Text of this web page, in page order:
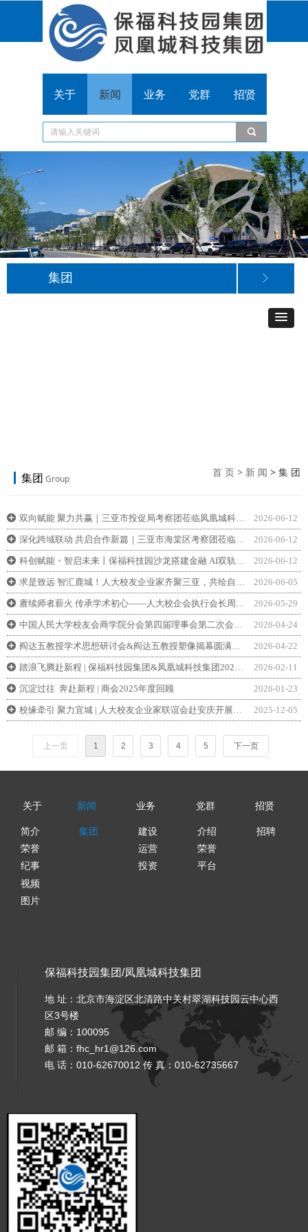
关于 新闻 业务 党群 招贤
끠
集团 Group
首 页 > 新 闻 > 集 团
2026-06-12
끴 双向赋能 聚力共赢｜三亚市投促局考察团莅临凤凰城科技集团考察交流
2026-06-12
끴 深化跨域联动 共启合作新篇｜三亚市海棠区考察团莅临凤凰城科技集团考察交流
2026-06-12
끴 科创赋能・智启未来丨保福科技园沙龙搭建金融 AI双轨赋能新生态
2026-06-05
끴 求是致远 智汇鹿城！人大校友企业家齐聚三亚，共绘自贸港合作新蓝图
2026-05-29
끴 赓续师者薪火 传承学术初心——人大校企会执行会长周明德捐资设立阎达五教授塑像
2026-04-24
끴 中国人民大学校友会商学院分会第四届理事会第二次会议举行
2026-04-22
끴 阎达五教授学术思想研讨会&阎达五教授塑像揭幕圆满举行
2026-02-11
끴 踏浪飞腾赴新程 | 保福科技园集团&凤凰城科技集团2026新春团拜会圆满举行！
2026-01-23
끴 沉淀过往 奔赴新程 | 商会2025年度回顾
2025-12-05
끴 校缘牵引 聚力宜城 | 人大校友企业家联谊会赴安庆开展产业对接
上一页 1 2 3 4 5 下一页
集团 ꁕ
保福科技园集团/凤凰城科技集团
地 址：北京市海淀区北清路中关村翠湖科技园云中心西
区3号楼
邮 编：100095
邮 箱： fhc_hr1@126.com
电 话：010-62670012 传 真：010-62735667
简介
荣誉
纪事
视频
图片
新闻
集团
业务
建设
运营
投资
党群
介绍
荣誉
平台
招贤
招聘
关于